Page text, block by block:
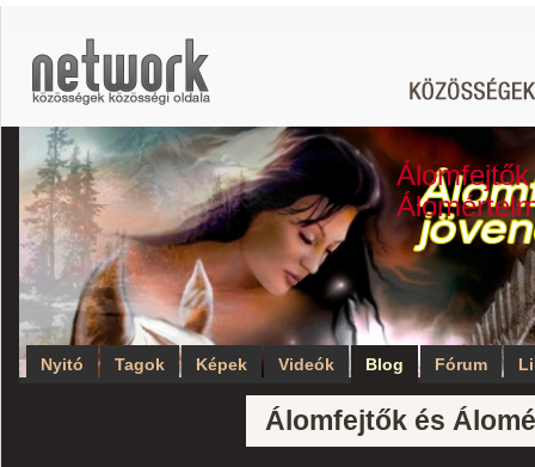
Nyitó Tagok Képek Videók Blog Fórum
Álomfejtők és